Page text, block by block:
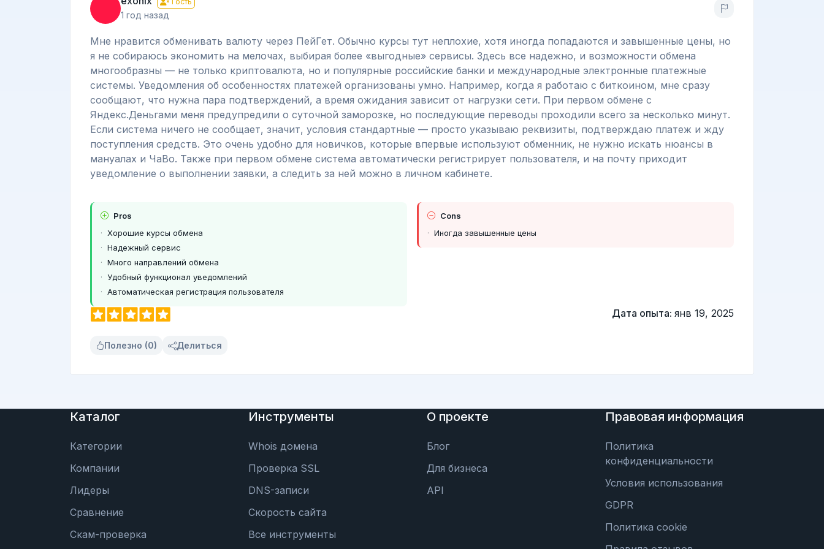
1 год назад
Мне нравится обменивать валюту через ПейГет. Обычно курсы тут неплохие, хотя иногда попадаются и завышенные цены, но
я не собираюсь экономить на мелочах, выбирая более «выгодные» сервисы. Здесь все надежно, и возможности обмена
многообразны — не только криптовалюта, но и популярные российские банки и международные электронные платежные
системы. Уведомления об особенностях платежей организованы умно. Например, когда я работаю с биткоином, мне сразу
сообщают, что нужна пара подтверждений, а время ожидания зависит от нагрузки сети. При первом обмене с
Яндекс.Деньгами меня предупредили о суточной заморозке, но последующие переводы проходили всего за несколько минут.
Если система ничего не сообщает, значит, условия стандартные — просто указываю реквизиты, подтверждаю платеж и жду
поступления средств. Это очень удобно для новичков, которые впервые используют обменник, не нужно искать нюансы в
мануалах и ЧаВо. Также при первом обмене система автоматически регистрирует пользователя, и на почту приходит
уведомление о выполнении заявки, а следить за ней можно в личном кабинете.
Pros
Хорошие курсы обмена
Надежный сервис
Много направлений обмена
Удобный функционал уведомлений
Автоматическая регистрация пользователя
Cons
Иногда завышенные цены
Дата опыта: янв 19, 2025
Полезно (0) Делиться
Каталог
Категории
Компании
Лидеры
Сравнение
Скам-проверка
Инструменты
Whois домена
Проверка SSL
DNS-записи
Скорость сайта
Все инструменты
О проекте
Блог
Для бизнеса
API
Правовая информация
Политика
конфиденциальности
Условия использования
GDPR
Политика cookie